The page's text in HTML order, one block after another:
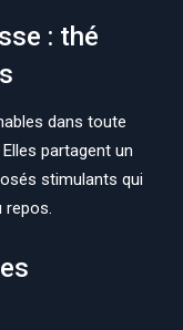
: thé
dans toute
partagent un
stimulants qui
repos.